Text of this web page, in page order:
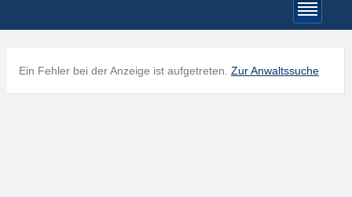
Ein Fehler bei der Anzeige ist aufgetreten. Zur Anwaltssuche